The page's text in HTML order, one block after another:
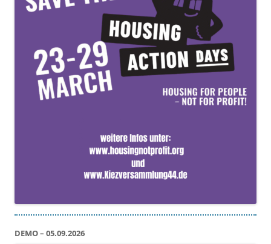
DEMO – 05.09.2026